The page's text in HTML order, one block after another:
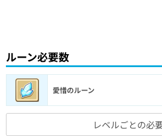
ルーン必要数
愛惜のルーン
レベルごとの必